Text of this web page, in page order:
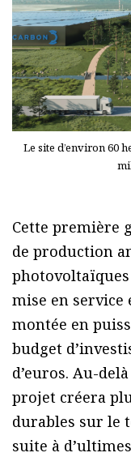
Le site d’environ 60
Cette première
de production
photovoltaïques
mise en service
montée en
budget
d’euros. Au-
projet créera
durables sur le
suite à